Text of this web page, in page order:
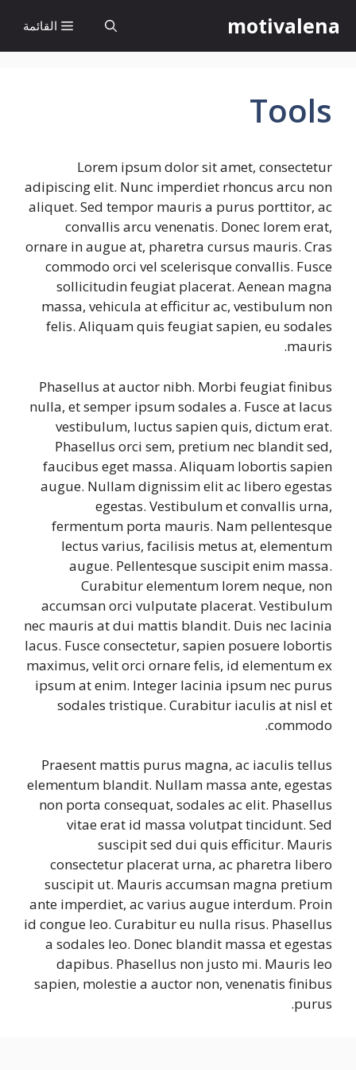
إلى
المحتوى
motivalena القائمة
Tools
Lorem ipsum dolor sit amet, consectetur
adipiscing elit. Nunc imperdiet rhoncus arcu non
aliquet. Sed tempor mauris a purus porttitor, ac
convallis arcu venenatis. Donec lorem erat,
ornare in augue at, pharetra cursus mauris. Cras
commodo orci vel scelerisque convallis. Fusce
sollicitudin feugiat placerat. Aenean magna
massa, vehicula at efficitur ac, vestibulum non
felis. Aliquam quis feugiat sapien, eu sodales
mauris.
Phasellus at auctor nibh. Morbi feugiat finibus
nulla, et semper ipsum sodales a. Fusce at lacus
vestibulum, luctus sapien quis, dictum erat.
Phasellus orci sem, pretium nec blandit sed,
faucibus eget massa. Aliquam lobortis sapien
augue. Nullam dignissim elit ac libero egestas
egestas. Vestibulum et convallis urna,
fermentum porta mauris. Nam pellentesque
lectus varius, facilisis metus at, elementum
augue. Pellentesque suscipit enim massa.
Curabitur elementum lorem neque, non
accumsan orci vulputate placerat. Vestibulum
nec mauris at dui mattis blandit. Duis nec lacinia
lacus. Fusce consectetur, sapien posuere lobortis
maximus, velit orci ornare felis, id elementum ex
ipsum at enim. Integer lacinia ipsum nec purus
sodales tristique. Curabitur iaculis at nisl et
commodo.
Praesent mattis purus magna, ac iaculis tellus
elementum blandit. Nullam massa ante, egestas
non porta consequat, sodales ac elit. Phasellus
vitae erat id massa volutpat tincidunt. Sed
suscipit sed dui quis efficitur. Mauris
consectetur placerat urna, ac pharetra libero
suscipit ut. Mauris accumsan magna pretium
ante imperdiet, ac varius augue interdum. Proin
id congue leo. Curabitur eu nulla risus. Phasellus
a sodales leo. Donec blandit massa et egestas
dapibus. Phasellus non justo mi. Mauris leo
sapien, molestie a auctor non, venenatis finibus
purus.